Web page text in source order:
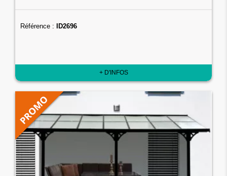
Référence : ID2696
+ D'INFOS